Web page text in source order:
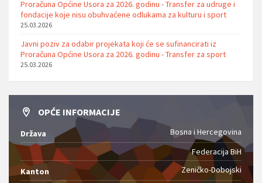
Proračuna Općine Usora za 2026. godinu - Transfer za udruge i
fondacije koje nisu obuhvaćene odlukama za kulturu i sport
25.03.2026
Javni poziv za odabir projekata koji će se sufinancirati iz
Proračuna Općine Usora za 2026. godinu - Transfer za sport
25.03.2026
OPĆE INFORMACIJE
Država
Bosna i Hercegovina
Federacija BiH
Kanton
Zeničko-Dobojski